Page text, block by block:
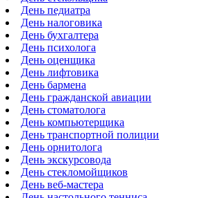
День педиатра
День налоговика
День бухгалтера
День психолога
День оценщика
День лифтовика
День бармена
День гражданской авиации
День стоматолога
День компьютерщика
День транспортной полиции
День орнитолога
День экскурсовода
День стекломойщиков
День веб-мастера